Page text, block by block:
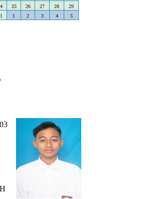
25 26 27 28
29
1 2 3 4 5